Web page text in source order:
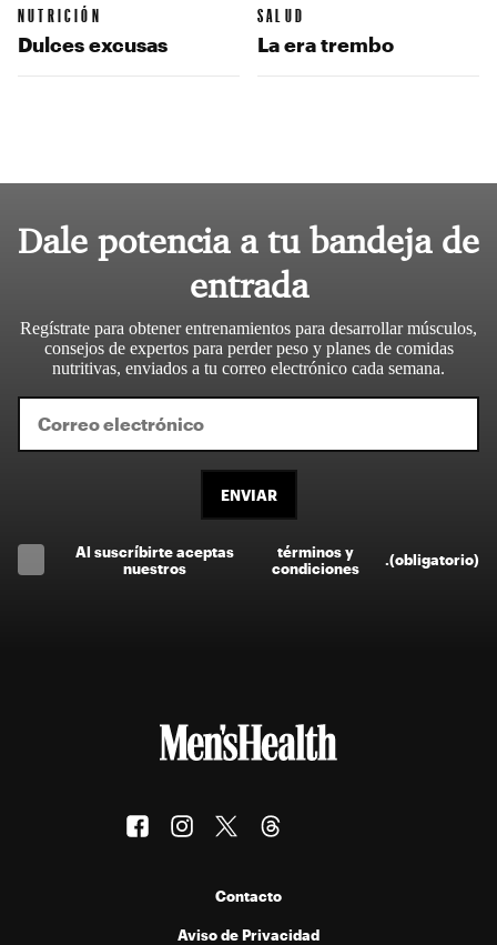
NUTRICIÓN
Dulces excusas
SALUD
La era trembo
Dale potencia a tu bandeja de
entrada
Regístrate para obtener entrenamientos para desarrollar músculos,
consejos de expertos para perder peso y planes de comidas
nutritivas, enviados a tu correo electrónico cada semana.
ENVIAR
Al suscríbirte aceptas
nuestros
términos y
condiciones
.(obligatorio)
Contacto
Aviso de Privacidad